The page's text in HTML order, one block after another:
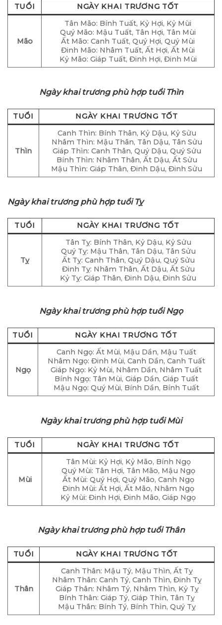
TUỔI NGÀY KHAI TRƯƠNG TỐT
Mão
Tân Mão: Bính Tuất, Kỷ Hợi, Kỷ Mùi
Quý Mão: Mậu Tuất, Tân Hợi, Tân Mùi
Ất Mão: Canh Tuất, Quý Hợi, Quý Mùi
Đinh Mão: Nhâm Tuất, Ất Hợi, Ất Mùi
Kỷ Mão: Giáp Tuất, Đinh Hợi, Đinh Mùi
Ngày khai trương phù hợp tuổi Thìn
TUỔI NGÀY KHAI TRƯƠNG TỐT
Thìn
Canh Thìn: Bính Thân, Kỷ Dậu, Kỷ Sửu
Nhâm Thìn: Mậu Thân, Tân Dậu, Tân Sửu
Giáp Thìn: Canh Thân, Quý Dậu, Quý Sửu
Bính Thìn: Nhâm Thân, Ất Dậu, Ất Sửu
Mậu Thìn: Giáp Thân, Đinh Dậu, Đinh Sửu
Ngày khai trương phù hợp tuổi Tỵ
TUỔI NGÀY KHAI TRƯƠNG TỐT
Tỵ
Tân Tỵ: Bính Thân, Kỷ Dậu, Kỷ Sửu
Quý Tỵ: Mậu Thân, Tân Dậu, Tân Sửu
Ất Tỵ: Canh Thân, Quý Dậu, Quý Sửu
Đinh Tỵ: Nhâm Thân, Ất Dậu, Ất Sửu
Kỷ Tỵ: Giáp Thân, Đinh Dậu, Đinh Sửu
Ngày khai trương phù hợp tuổi Ngọ
TUỔI NGÀY KHAI TRƯƠNG TỐT
Ngọ
Canh Ngọ: Ất Mùi, Mậu Dần, Mậu Tuất
Nhâm Ngọ: Đinh Mùi, Canh Dần, Canh Tuất
Giáp Ngọ: Kỷ Mùi, Nhâm Dần, Nhâm Tuất
Bính Ngọ: Tân Mùi, Giáp Dần, Giáp Tuất
Mậu Ngọ: Quý Mùi, Bính Dần, Bính Tuất
Ngày khai trương phù hợp tuổi Mùi
TUỔI NGÀY KHAI TRƯƠNG TỐT
Mùi
Tân Mùi: Kỷ Hợi, Kỷ Mão, Bính Ngọ
Quý Mùi: Tân Hợi, Tân Mão, Mậu Ngọ
Ất Mùi: Quý Hợi, Quý Mão, Canh Ngọ
Đinh Mùi: Ất Hợi, Ất Mão, Nhâm Ngọ
Kỷ Mùi: Đinh Hợi, Đinh Mão, Giáp Ngọ
Ngày khai trương phù hợp tuổi Thân
TUỔI NGÀY KHAI TRƯƠNG TỐT
Thân
Canh Thân: Mậu Tý, Mậu Thìn, Ất Tỵ
Nhâm Thân: Canh Tý, Canh Thìn, Đinh Tỵ
Giáp Thân: Nhâm Tý, Nhâm Thìn, Kỷ Tỵ
Bính Thân: Giáp Tý, Giáp Thìn, Tân Tỵ
Mậu Thân: Bính Tý, Bính Thìn, Quý Tỵ